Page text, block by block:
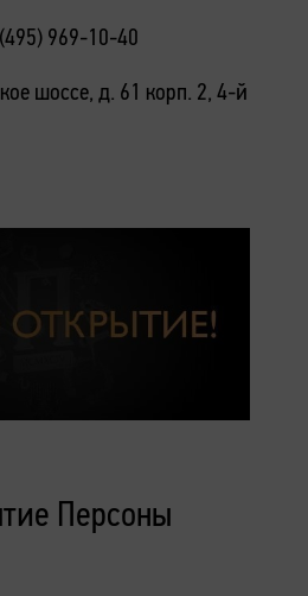
969-10-40
шоссе, д. 61 корп. 2, 4-й
Персоны